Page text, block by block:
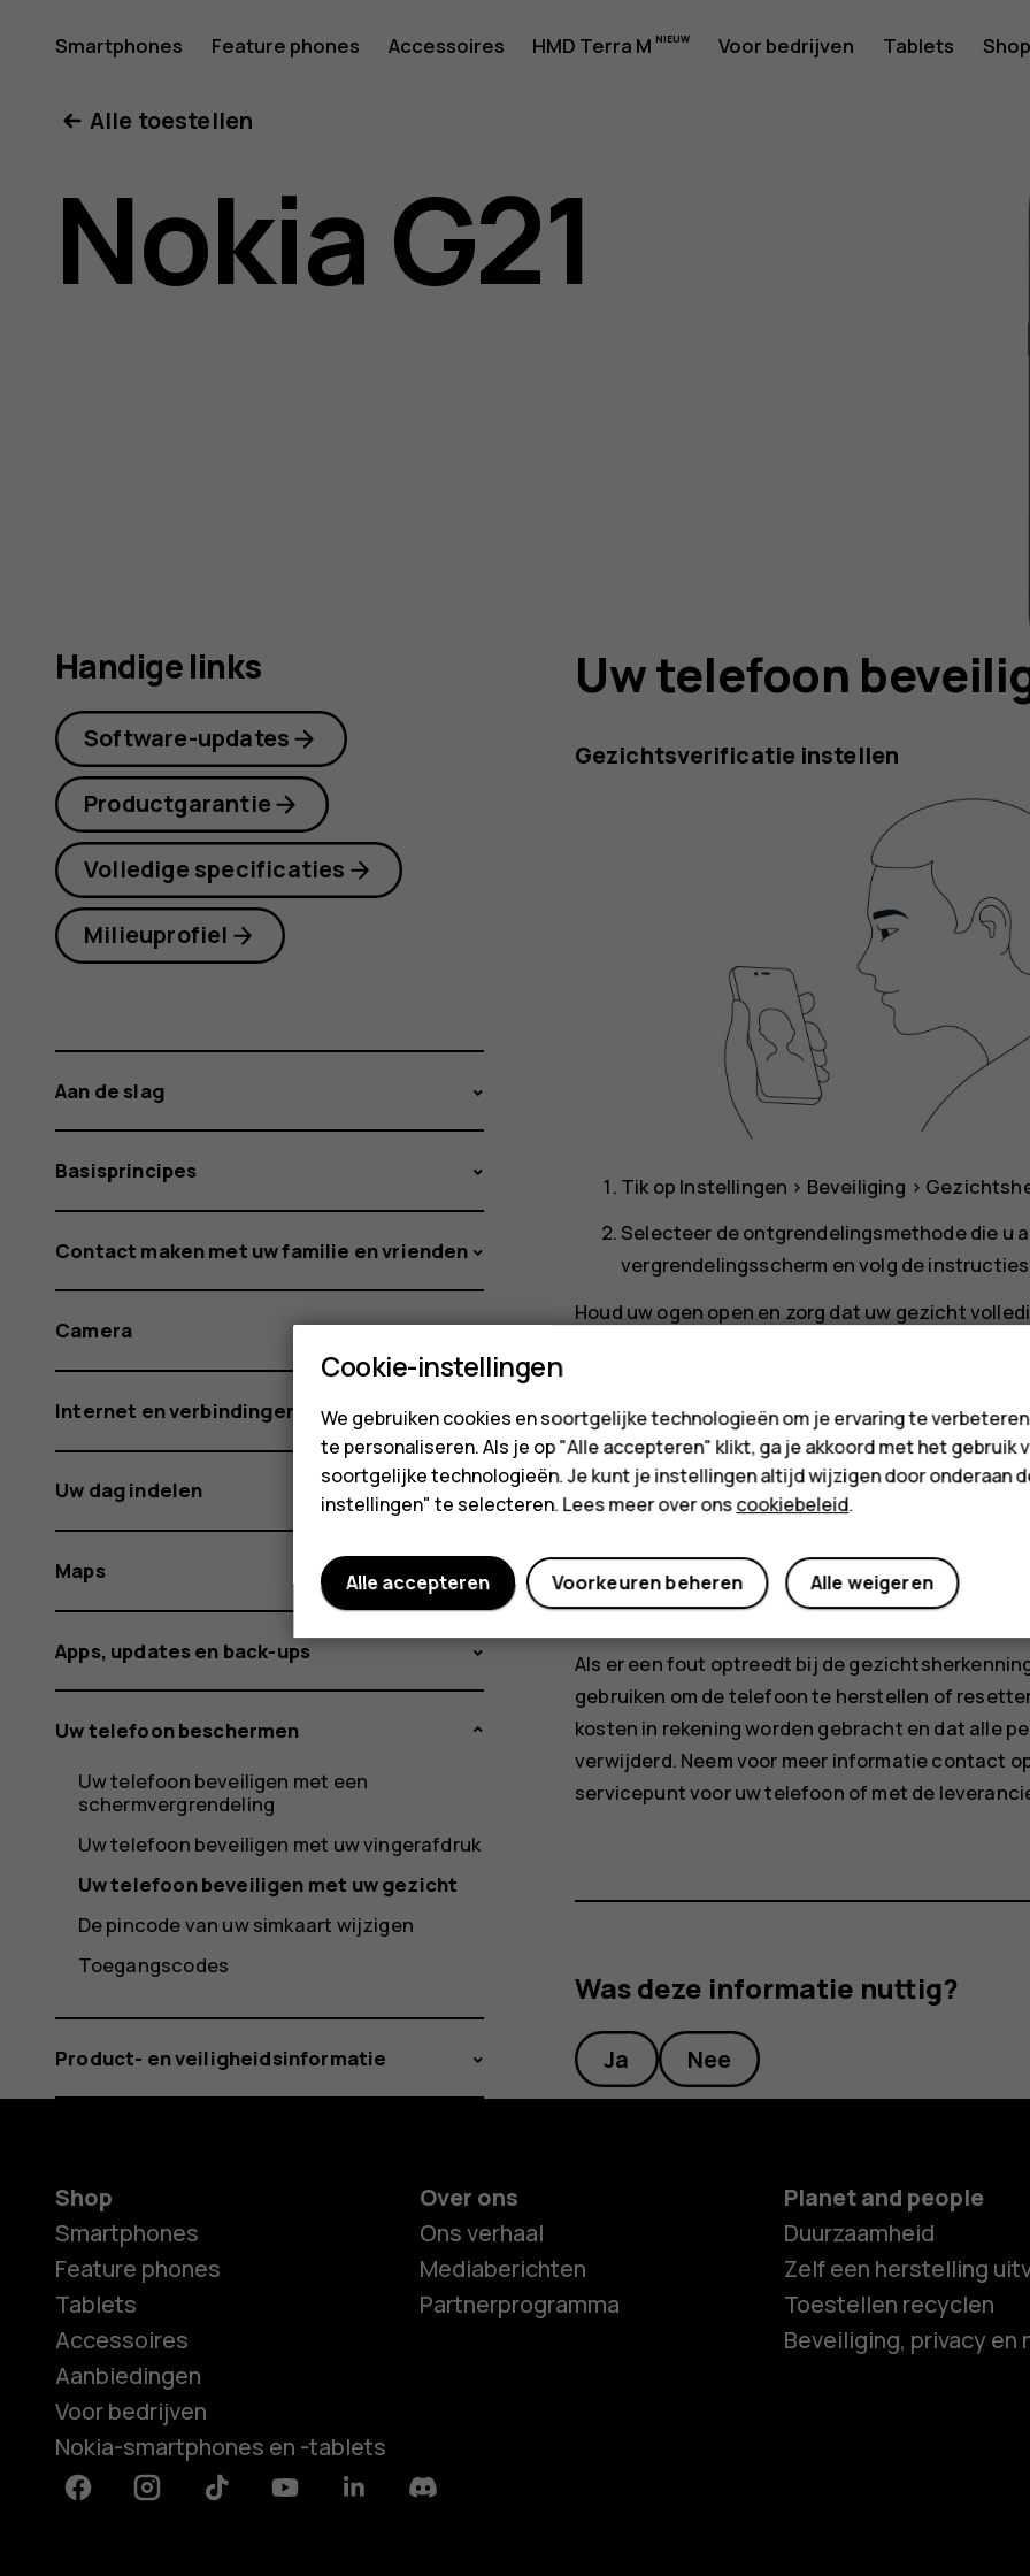
voor
Nokia
Smartphones Feature phones Accessoires HMD Terra M Voor bedrijven Tablets Shop
Alle toestellen
Nokia G21
Uw telefoon
Gezichtsverificatie instellen
Tik op Instellingen > Beveiliging >
Selecteer de ontgrendelingsmethode die u
vergrendelingsscherm en volg de
Houd uw ogen open en zorg dat uw gezicht
: Gezichtsherkenning bij
patroon of wachtwoord gebruiken. Uw
worden ontgrendeld. Ontgrendelen via
lichte of te donkere omgeving minder goed
Uw telefoon ontgrendelen met uw
Ontgrendel uw telefoon door het scherm te
Als er een fout optreedt bij de
gebruiken om de telefoon te herstellen of
kosten in rekening worden gebracht en dat alle
verwijderd. Neem voor meer informatie contact
servicepunt voor uw telefoon of met de
Was deze informatie nuttig?
Ja Nee
Handige links
Software-updates
Productgarantie
Volledige specificaties
Milieuprofiel
Aan de slag
Basisprincipes
Contact maken met uw familie en vrienden
Camera
Internet en verbindingen
Uw dag indelen
Maps
Apps, updates en back-ups
Uw telefoon beschermen
Uw telefoon beveiligen met een
schermvergrendeling
Uw telefoon beveiligen met uw vingerafdruk
Uw telefoon beveiligen met uw gezicht
De pincode van uw simkaart wijzigen
Toegangscodes
Product- en veiligheidsinformatie
Shop
Smartphones
Feature phones
Tablets
Accessoires
Aanbiedingen
Voor bedrijven
Nokia-smartphones en -tablets
Over ons
Ons verhaal
Mediaberichten
Partnerprogramma
Planet and people
Duurzaamheid
Zelf een herstelling
Toestellen recyclen
Beveiliging, privacy en
FacebookInstagramTiktok YoutubeLinkedinDiscord
Cookie-instellingen
We gebruiken cookies en soortgelijke technologieën om je ervaring te
te personaliseren. Als je op "Alle accepteren" klikt, ga je akkoord met het gebruik
soortgelijke technologieën. Je kunt je instellingen altijd wijzigen door onderaan
instellingen" te selecteren. Lees meer over onscookiebeleid.
Alle weigeren
Voorkeuren beheren
Alle accepteren